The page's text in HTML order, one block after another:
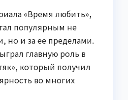
«Время любить»,
популярным не
но и за ее пределами.
главную роль в
который получил
во многих